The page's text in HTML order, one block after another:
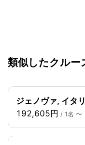
類似したクルー
ジェノヴァ, イタ
192,605円 / 1名 〜